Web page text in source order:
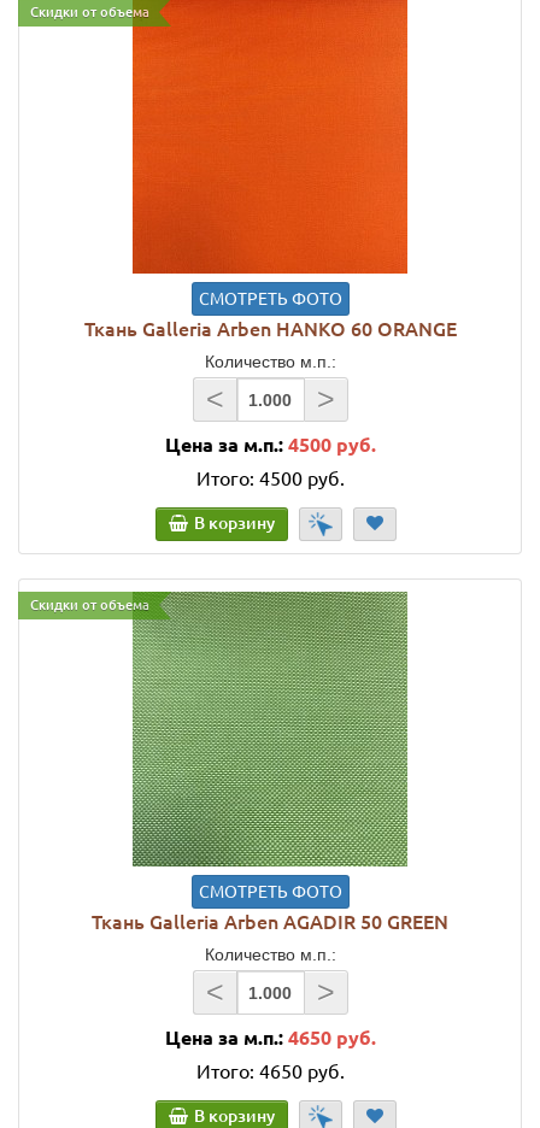
Скидки от объема
СМОТРЕТЬ ФОТО
Ткань Galleria Arben HANKO 60 ORANGE
Количество м.п.:
< >
Цена за м.п.: 4500 руб.
Итого: 4500 руб.
В корзину
Скидки от объема
СМОТРЕТЬ ФОТО
Ткань Galleria Arben AGADIR 50 GREEN
Количество м.п.:
< >
Цена за м.п.: 4650 руб.
Итого: 4650 руб.
В корзину